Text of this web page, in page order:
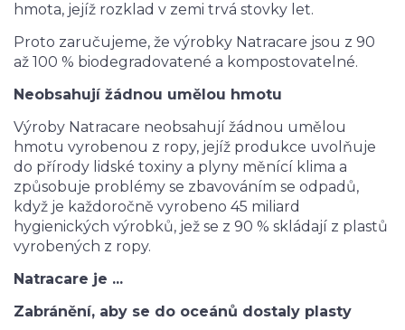
hmota, jejíž rozklad v zemi trvá stovky let.
Proto zaručujeme, že výrobky Natracare jsou z 90
až 100 % biodegradovatené a kompostovatelné.
Neobsahují žádnou umělou hmotu
Výroby Natracare neobsahují žádnou umělou
hmotu vyrobenou z ropy, jejíž produkce uvolňuje
do přírody lidské toxiny a plyny měnící klima a
způsobuje problémy se zbavováním se odpadů,
když je každoročně vyrobeno 45 miliard
hygienických výrobků, jež se z 90 % skládají z plastů
vyrobených z ropy.
Natracare je ...
Zabránění, aby se do oceánů dostaly plasty